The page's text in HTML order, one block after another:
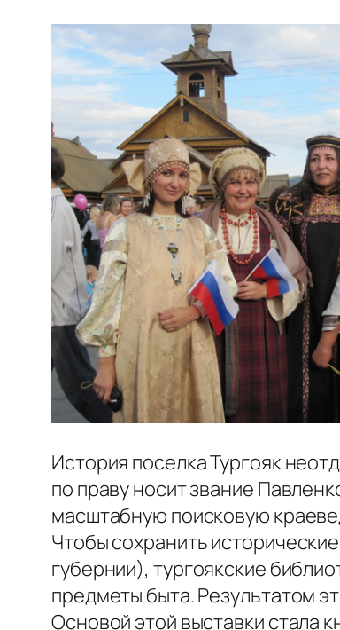
История поселка Тургояк
по праву носит звание
масштабную поисковую
Чтобы сохранить
губернии), тургоякские
предметы быта. Результатом
Основой этой выставки стала